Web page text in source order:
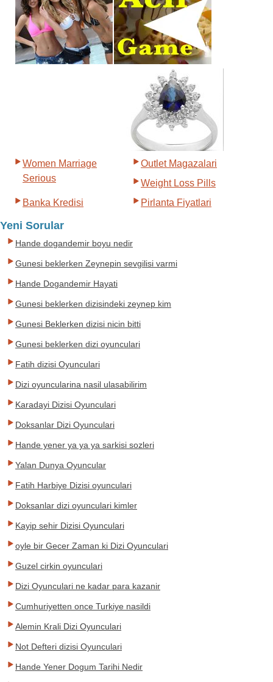
Women Marriage
Serious
Outlet Magazalari
Weight Loss Pills
Banka Kredisi
Pirlanta Fiyatlari
Yeni Sorular
Hande dogandemir boyu nedir
Gunesi beklerken Zeynepin sevgilisi varmi
Hande Dogandemir Hayati
Gunesi beklerken dizisindeki zeynep kim
Gunesi Beklerken dizisi nicin bitti
Gunesi beklerken dizi oyunculari
Fatih dizisi Oyunculari
Dizi oyuncularina nasil ulasabilirim
Karadayi Dizisi Oyunculari
Doksanlar Dizi Oyunculari
Hande yener ya ya ya sarkisi sozleri
Yalan Dunya Oyuncular
Fatih Harbiye Dizisi oyunculari
Doksanlar dizi oyunculari kimler
Kayip sehir Dizisi Oyunculari
oyle bir Gecer Zaman ki Dizi Oyunculari
Guzel cirkin oyunculari
Dizi Oyunculari ne kadar para kazanir
Cumhuriyetten once Turkiye nasildi
Alemin Krali Dizi Oyunculari
Not Defteri dizisi Oyunculari
Hande Yener Dogum Tarihi Nedir